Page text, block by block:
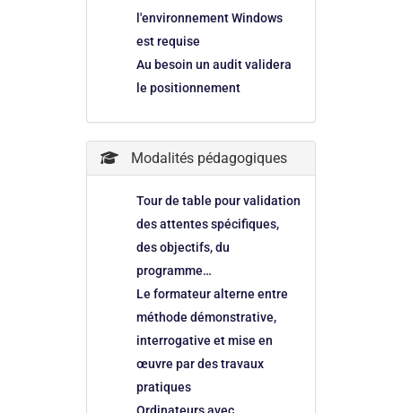
l'environnement Windows
est requise
Au besoin un audit validera
le positionnement
Modalités pédagogiques
Tour de table pour validation
des attentes spécifiques,
des objectifs, du
programme…
Le formateur alterne entre
méthode démonstrative,
interrogative et mise en
œuvre par des travaux
pratiques